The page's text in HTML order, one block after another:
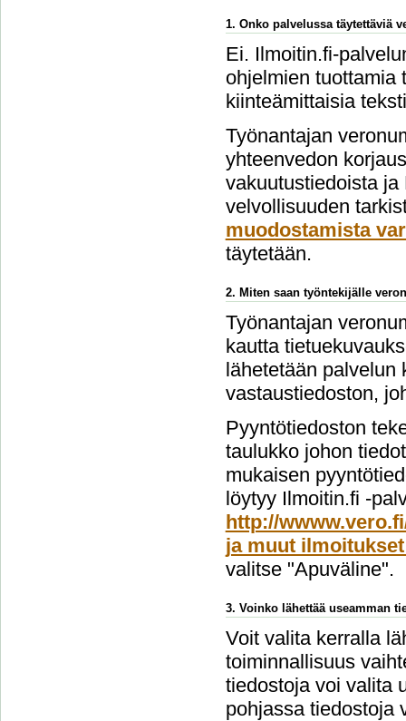
1. Onko palvelussa täytettäviä
Ei. Ilmoitin.fi-
ohjelmien tuottamia
kiinteämittaisia
Työnantajan
yhteenvedon
vakuutustiedoista
velvollisuuden
muodostamista
täytetään.
2. Miten saan työntekijälle
Työnantajan
kautta
lähetetään palvelun
vastaustiedoston,
Pyyntötiedoston
taulukko johon
mukaisen
löytyy Ilmoitin.fi -
http://
ja muut
valitse "Apuväline".
3. Voinko lähettää useamman
Voit valita kerralla
toiminnallisuus
tiedostoja voi valita
pohjassa tiedostoja